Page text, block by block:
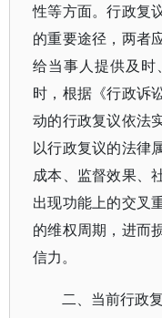
性等方面。行政复
的重要途径，两者
给当事人提供及
时，根据《行政诉
动的行政复议依法
以行政复议的法律
成本、监督效果、
出现功能上的交叉
的维权周期，进而
信力。
二、当前行政